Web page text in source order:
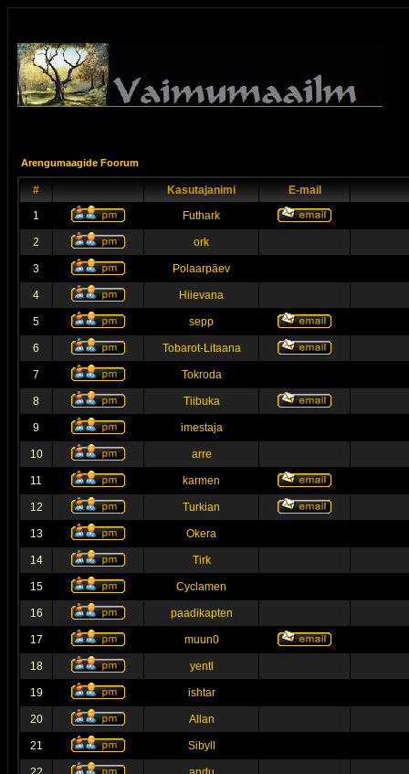
Arengumaagide Foorum
# Kasutajanimi
E-mail
1
Futhark
2 ork
3 Polaarpäev
4 Hiievana
5 sepp
6 Tobarot-Litaana
7 Tokroda
8 Tiibuka
9 imestaja
10 arre
11 karmen
12 Turkian
13 Okera
14 Tirk
15 Cyclamen
16 paadikapten
17 muun0
18 yentl
19 ishtar
20 Allan
21 Sibyll